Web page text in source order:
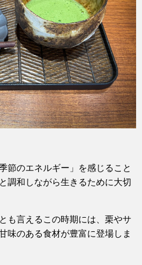
節のエネルギー」を感じること
調和しながら生きるために大切
も言えるこの時期には、栗やサ
味のある食材が豊富に登場しま